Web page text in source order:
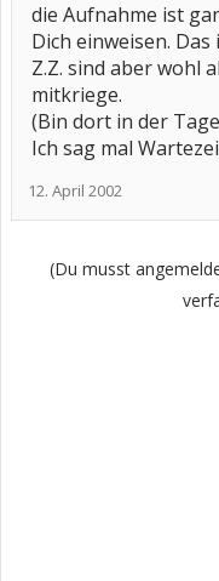
die Aufnahme ist
Dich einweisen.
Z.Z. sind aber wohl
mitkriege.
(Bin dort in der
Ich sag mal
12. April 2002
(Du musst